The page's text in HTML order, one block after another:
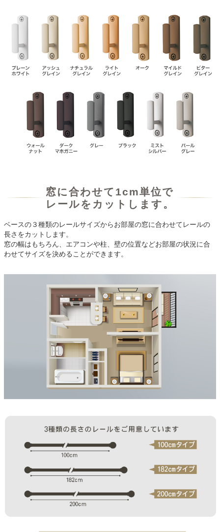
窓に合わせて1cm単位で
レールをカットします。
ベースの３種類のレールサイズからお部屋の窓に合わせてレールの
長さをカットします。
窓の幅はもちろん、エアコンや柱、壁の位置などお部屋の状況に合
わせてサイズを決めることができます。